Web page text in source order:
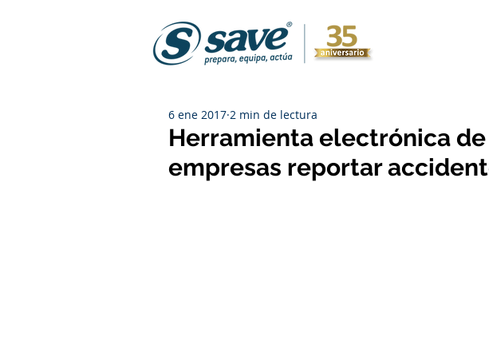
Herramienta electrónica de
empresas reportar
6 ene 2017 2 min de lectura